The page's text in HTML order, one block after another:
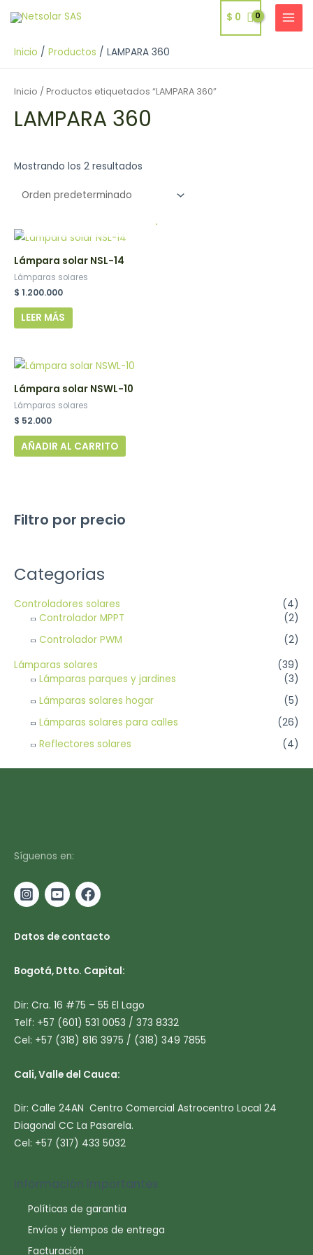
contenido
$ 0
MAIN
Inicio Productos LAMPARA 360
Filtro por precio
Categorias
Controladores solares
(4)
Controlador MPPT
(2)
Controlador PWM
(2)
Lámparas solares
(39)
Lámparas parques y jardines
(3)
Lámparas solares hogar
(5)
Lámparas solares para calles
(26)
Reflectores solares
(4)
Inicio / Productos etiquetados “LAMPARA 360”
LAMPARA 360
Mostrando los 2 resultados
.
Lámpara solar NSL-14
Lámparas solares
$ 1.200.000
LEER MÁS
Lámpara solar NSWL-10
Lámparas solares
$ 52.000
AÑADIR AL CARRITO
Síguenos en:
Datos de contacto
Bogotá, Dtto. Capital:
Dir: Cra. 16 #75 – 55 El Lago
Telf: +57 (601) 531 0053 / 373 8332
Cel: +57 (318) 816 3975 / (318) 349 7855
Cali, Valle del Cauca:
Dir: Calle 24AN Centro Comercial Astrocentro Local 24
Diagonal CC La Pasarela.
Cel: +57 (317) 433 5032
Información importantes
Políticas de garantia
Envíos y tiempos de entrega
Facturación